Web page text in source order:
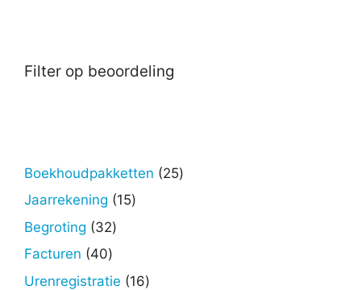
Filter op beoordeling
Boekhoudpakketten 2525
Jaarrekening 1515
Begroting 3232
Facturen 4040
producten
Urenregistratie 1616